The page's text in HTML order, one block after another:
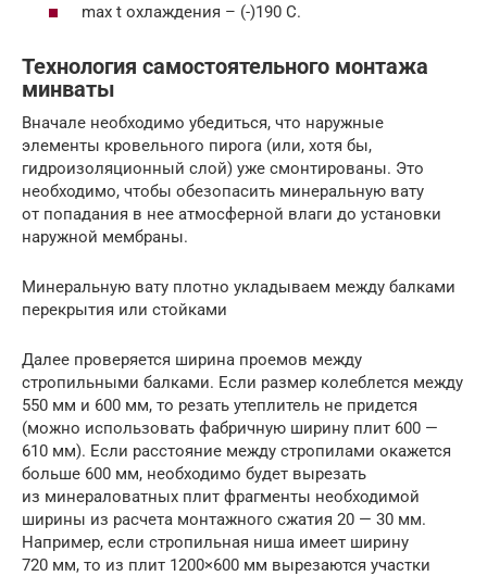
max t охлаждения – (-)190 С.
Технология самостоятельного монтажа
минваты
Вначале необходимо убедиться, что наружные
элементы кровельного пирога (или, хотя бы,
гидроизоляционный слой) уже смонтированы. Это
необходимо, чтобы обезопасить минеральную вату
от попадания в нее атмосферной влаги до установки
наружной мембраны.
Минеральную вату плотно укладываем между балками
перекрытия или стойками
Далее проверяется ширина проемов между
стропильными балками. Если размер колеблется между
550 мм и 600 мм, то резать утеплитель не придется
(можно использовать фабричную ширину плит 600 —
610 мм). Если расстояние между стропилами окажется
больше 600 мм, необходимо будет вырезать
из минераловатных плит фрагменты необходимой
ширины из расчета монтажного сжатия 20 — 30 мм.
Например, если стропильная ниша имеет ширину
720 мм, то из плит 1200×600 мм вырезаются участки